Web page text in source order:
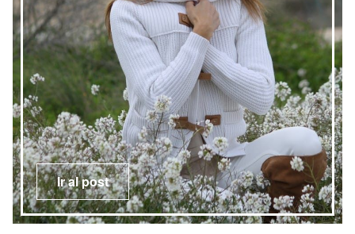
Ir al post